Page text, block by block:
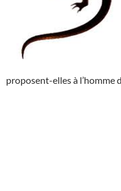
proposent-elles à l’homme